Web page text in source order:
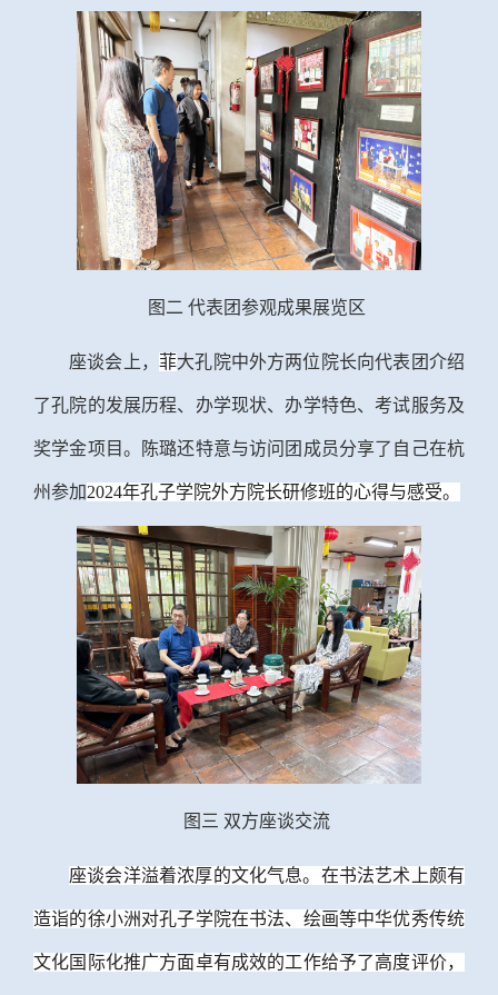
图二 代表团参观成果展览区
座谈会上， 菲大孔院中外方两位院长向代表团介绍
了孔院的发展历程、办学现状、办学特色、考试服务及
奖学金项目。陈璐还特意与访问团成员分享了自己在杭
州参加2024年孔子学院外方院长研修班的心得与感受。
图三 双方座谈交流
座谈会洋溢着浓厚的文化气息。在书法艺术上颇有
造诣的徐小洲对孔子学院在书法、绘画等中华优秀传统
文化国际化推广方面卓有成效的工作给予了高度评价，